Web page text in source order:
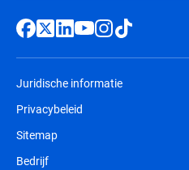
Juridische informatie
Privacybeleid
Sitemap
Bedrijf